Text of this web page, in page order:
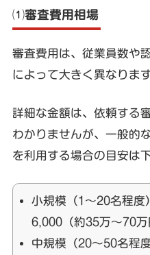
⑴審査費用相場
審査費用は、従業員数や
によって大きく異なりま
詳細な金額は、依頼する
わかりませんが、一般的
を利用する場合の目安は
小規模（1〜20名程
6,000（約35万〜70万
中規模（20〜50名程